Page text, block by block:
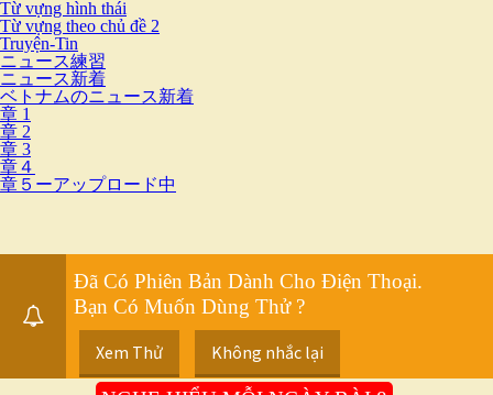
Từ vựng hình thái
Từ vựng theo chủ đề 2
Truyện-Tin
ニュース練習
ニュース新着
ベトナムのニュース新着
章 1
章 2
章 3
章４
章５ーアップロード中
Đã Có Phiên Bản Dành Cho Điện Thoại.
Bạn Có Muốn Dùng Thử ?
Xem Thử Không nhắc lại